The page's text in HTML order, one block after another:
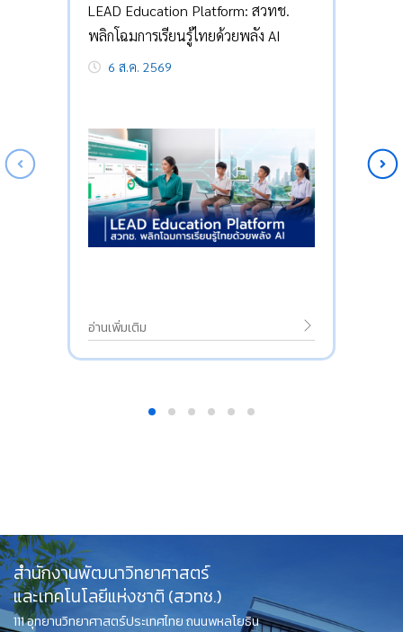
LEAD Education Platform: สวทช.
พลิกโฉมการเรียนรู้ไทยด้วยพลัง AI
6 ส.ค. 2569
อ่านเพิ่มเติม
สำนักงานพัฒนาวิทยาศาสตร์
และเทคโนโลยีแห่งชาติ (สวทช.)
111 อุทยานวิทยาศาสตร์ประเทศไทย ถนนพหลโยธิน